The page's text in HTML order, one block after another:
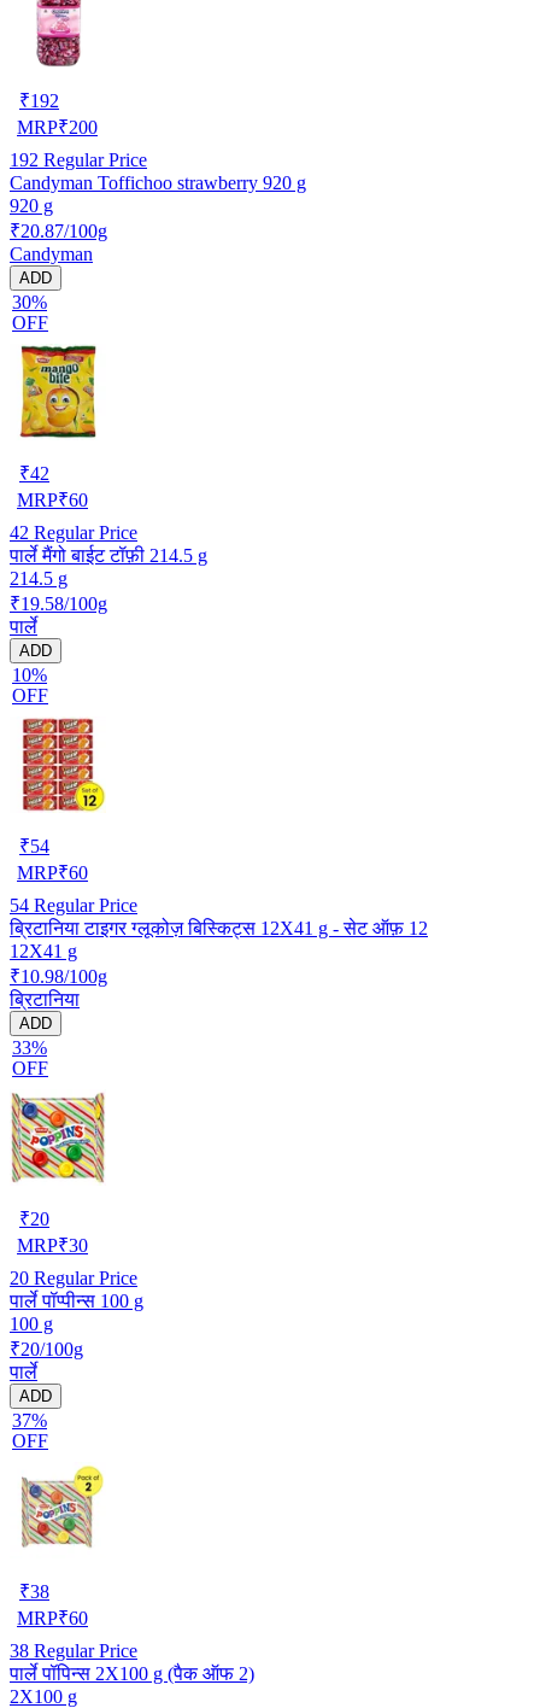
₹192
MRP₹200
192 Regular Price
Candyman Toffichoo strawberry 920 g
920 g
₹20.87/100g
Candyman
ADD
30%
OFF
₹42
MRP₹60
42 Regular Price
पार्ले मैंगो बाईट टॉफ़ी 214.5 g
214.5 g
₹19.58/100g
पार्ले
ADD
10%
OFF
₹54
MRP₹60
54 Regular Price
ब्रिटानिया टाइगर ग्लूकोज़ बिस्किट्स 12X41 g - सेट ऑफ़ 12
12X41 g
₹10.98/100g
ब्रिटानिया
ADD
33%
OFF
₹20
MRP₹30
20 Regular Price
पार्ले पॉप्पीन्स 100 g
100 g
₹20/100g
पार्ले
ADD
37%
OFF
₹38
MRP₹60
38 Regular Price
पार्ले पॉपिन्स 2X100 g (पैक ऑफ 2)
2X100 g